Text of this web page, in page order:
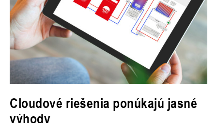
Cloudové riešenia ponúkajú jasné
výhody